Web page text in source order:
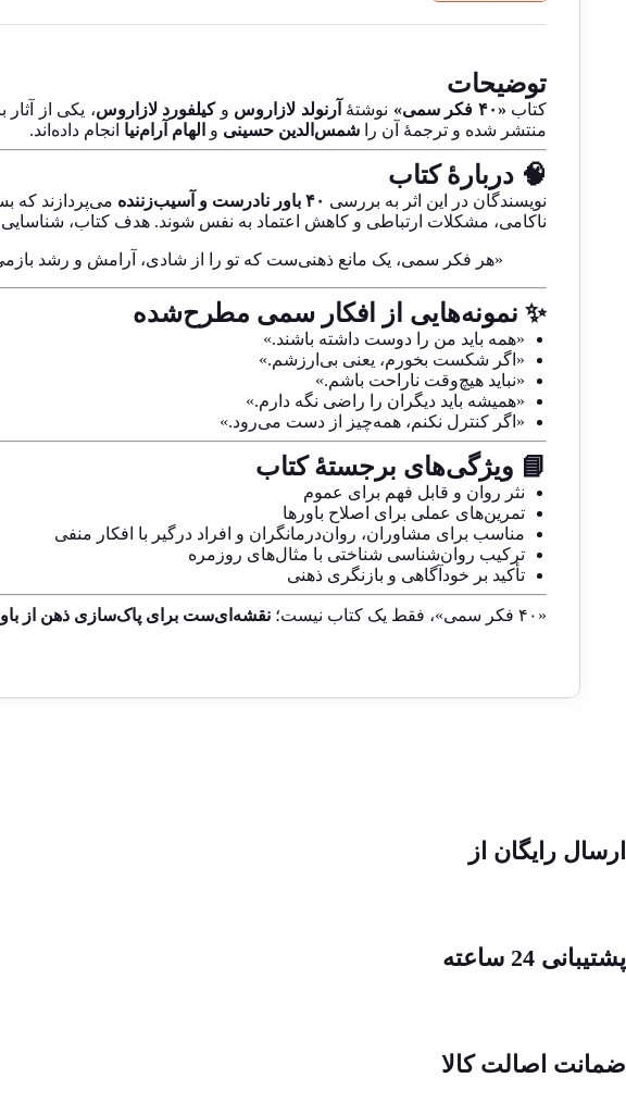
توضیحات
کتاب «۴۰ فکر سمی» نوشتهٔ آرنولد لازاروس وکیلفورد لازاروس، یکی از
منتشر شده و ترجمهٔ آن را شمس‌الدین حسینی و الهام آرام‌نیا انجام داده‌اند.
🧠 دربارهٔ کتاب
نویسندگان در این اثر به بررسی ۴۰ باور نادرست و آسیب‌زننده
می‌پردازند که
ناکامی، مشکلات ارتباطی و کاهش اعتماد به نفس شوند. هدف کتاب، شناسایی
«هر فکر سمی، یک مانع ذهنی‌ست که تو را از شادی، آرامش و رشد
✨ نمونه‌هایی از افکار سمی مطرح‌شده
«همه باید من را دوست داشته باشند.»
«اگر شکست بخورم، یعنی بی‌ارزشم.»
«نباید هیچ‌وقت ناراحت باشم.»
«همیشه باید دیگران را راضی نگه دارم.»
«اگر کنترل نکنم، همه‌چیز از دست می‌رود.»
📘 ویژگی‌های برجستهٔ کتاب
نثر روان و قابل فهم برای عموم
تمرین‌های عملی برای اصلاح باورها
مناسب برای مشاوران، روان‌درمانگران و افراد درگیر با افکار منفی
ترکیب روان‌شناسی شناختی با مثال‌های روزمره
تأکید بر خودآگاهی و بازنگری ذهنی
«۴۰ فکر سمی»، فقط یک کتاب نیست؛ نقشه‌ای‌ست برای پاک‌سازی ذهن از
ارسال رایگان از
پشتیبانی 24 ساعته
ضمانت اصالت کالا